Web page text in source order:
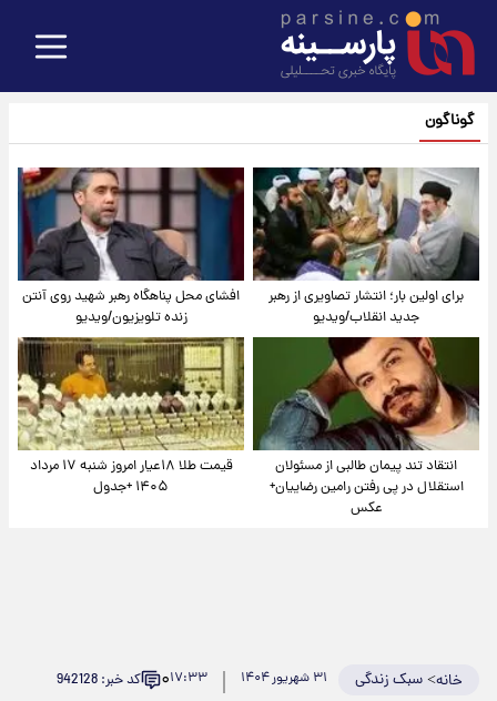
گوناگون
برای اولین بار؛ انتشار تصاویری از رهبر
جدید انقلاب/ویدیو
افشای محل پناهگاه‌ رهبر شهید روی آنتن
زنده تلویزیون/ویدیو
انتقاد تند پیمان طالبی از مسئولان
استقلال در پی رفتن رامین رضاییان+
عکس
قیمت طلا ۱۸عیار امروز شنبه ۱۷ مرداد
۱۴۰۵ +جدول
خانه>سبک زندگی ۳۱ شهریور ۱۴۰۴ ۱۷:۳۳۰ کد خبر: 942128